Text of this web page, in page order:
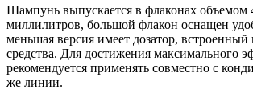
Шампунь выпускается в флаконах объемом
миллилитров, большой флакон оснащен
меньшая версия имеет дозатор, встроенный
средства. Для достижения максимального
рекомендуется применять совместно с
же линии.